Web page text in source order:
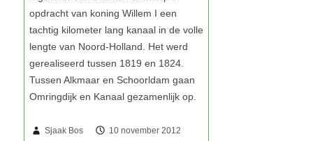
Sjaak Bos 10 november 2012